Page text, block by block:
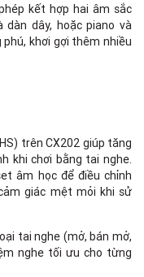
kết hợp hai âm sắc
dàn dây, hoặc piano và
khơi gợi thêm nhiều
trên CX202 giúp tăng
khi chơi bằng tai nghe.
âm học để điều chỉnh
giác mệt mỏi khi sử
tai nghe (mở, bán mở,
nghe tối ưu cho từng